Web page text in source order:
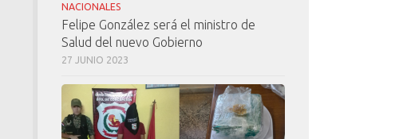
NACIONALES
Felipe González será el ministro de
Salud del nuevo Gobierno
27 JUNIO 2023